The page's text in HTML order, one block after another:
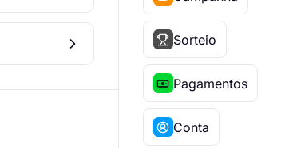
Sorteio
Pagamentos
Conta